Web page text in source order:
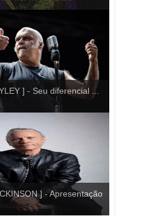
] - Seu diferencial ...
] - Apresentação